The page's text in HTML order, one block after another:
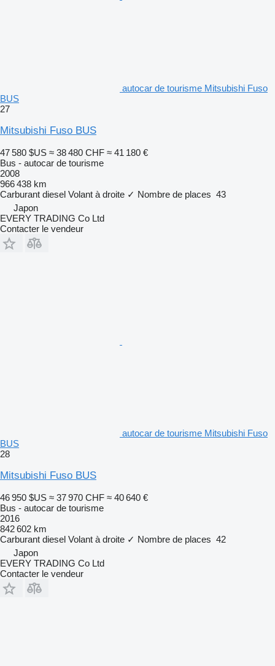
autocar de tourisme Mitsubishi Fuso
BUS
27
Mitsubishi Fuso BUS
47 580 $US ≈ 38 480 CHF ≈ 41 180 €
Bus - autocar de tourisme
2008
966 438 km
Carburant diesel Volant à droite ✓ Nombre de places 43
Japon
EVERY TRADING Co Ltd
Contacter le vendeur
autocar de tourisme Mitsubishi Fuso
BUS
28
Mitsubishi Fuso BUS
46 950 $US ≈ 37 970 CHF ≈ 40 640 €
Bus - autocar de tourisme
2016
842 602 km
Carburant diesel Volant à droite ✓ Nombre de places 42
Japon
EVERY TRADING Co Ltd
Contacter le vendeur